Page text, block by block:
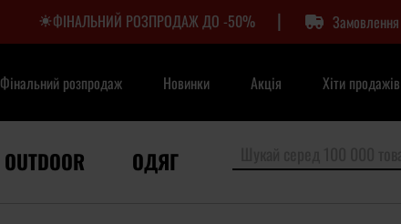
ФІНАЛЬНИЙ РОЗПРОДАЖ ДО -50% |
Фінальний розпродаж Новинки Акція Хіти продажів
OUTDOOR ОДЯГ